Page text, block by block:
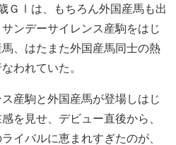
ＧⅠは、もちろん外国産馬も出
ンデーサイレンス産駒をはじ
、はたまた外国産馬同士の熱
われていた。
産駒と外国産馬が登場しはじ
を見せ、デビュー直後から、
イバルに恵まれすぎたのが、